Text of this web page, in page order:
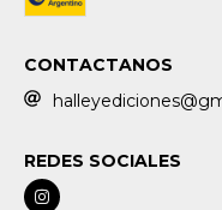
CONTACTANOS
REDES SOCIALES